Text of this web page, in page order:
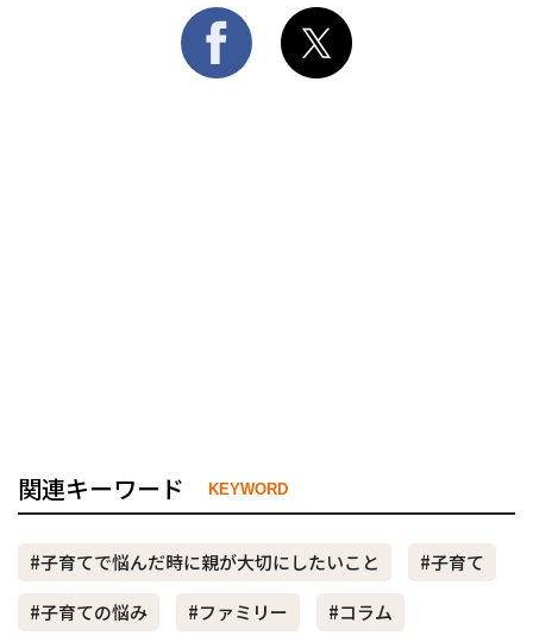
関連キーワード KEYWORD
#子育てで悩んだ時に親が大切にしたいこと
#子育て
#子育ての悩み
#ファミリー
#コラム